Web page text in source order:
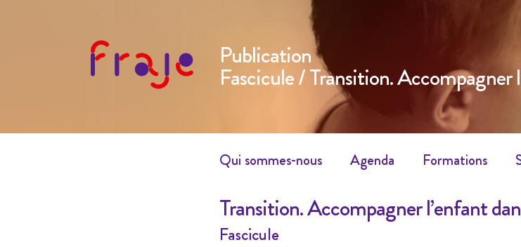
Publication
Fascicule/ Transition. Accompagner
Qui sommes-nous Agenda Formations
Transition. Accompagner l’enfant
Fascicule